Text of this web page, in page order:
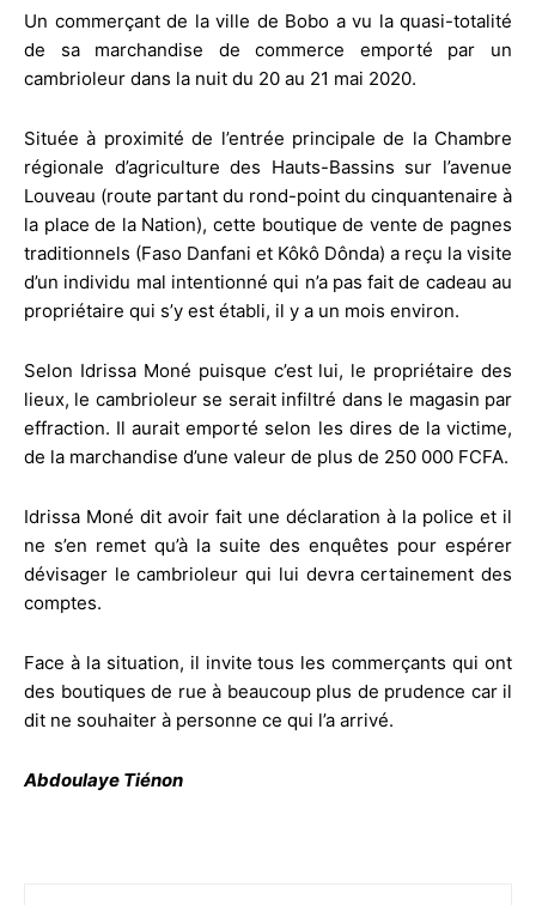
Un commerçant de la ville de Bobo a vu la quasi-totalité
de sa marchandise de commerce emporté par un
cambrioleur dans la nuit du 20 au 21 mai 2020.
Située à proximité de l’entrée principale de la Chambre
régionale d’agriculture des Hauts-Bassins sur l’avenue
Louveau (route partant du rond-point du cinquantenaire à
la place de la Nation), cette boutique de vente de pagnes
traditionnels (Faso Danfani et Kôkô Dônda) a reçu la visite
d’un individu mal intentionné qui n’a pas fait de cadeau au
propriétaire qui s’y est établi, il y a un mois environ.
Selon Idrissa Moné puisque c’est lui, le propriétaire des
lieux, le cambrioleur se serait infiltré dans le magasin par
effraction. Il aurait emporté selon les dires de la victime,
de la marchandise d’une valeur de plus de 250 000 FCFA.
Idrissa Moné dit avoir fait une déclaration à la police et il
ne s’en remet qu’à la suite des enquêtes pour espérer
dévisager le cambrioleur qui lui devra certainement des
comptes.
Face à la situation, il invite tous les commerçants qui ont
des boutiques de rue à beaucoup plus de prudence car il
dit ne souhaiter à personne ce qui l’a arrivé.
Abdoulaye Tiénon